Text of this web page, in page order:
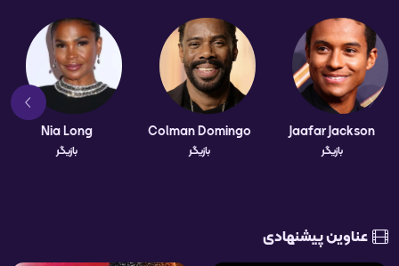
Jaafar Jackson
بازیگر
Colman Domingo
بازیگر
Nia Long
بازیگر
عناوین پیشنهادی